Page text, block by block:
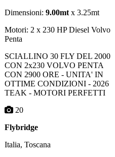
Dimensioni: 9.00mt x 3.25mt
Motori: 2 x 230 HP Diesel Volvo
Penta
SCIALLINO 30 FLY DEL 2000
CON 2x230 VOLVO PENTA
CON 2900 ORE - UNITA' IN
OTTIME CONDIZIONI - 2026
TEAK - MOTORI PERFETTI
20
Flybridge
Italia, Toscana